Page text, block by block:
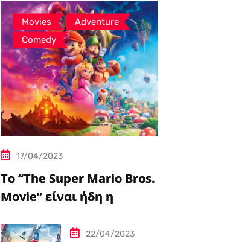
Movies , Adventure ,
Comedy
17/04/2023
Το “The Super Mario Bros.
Movie” είναι ήδη η
μεταφορά
22/04/2023